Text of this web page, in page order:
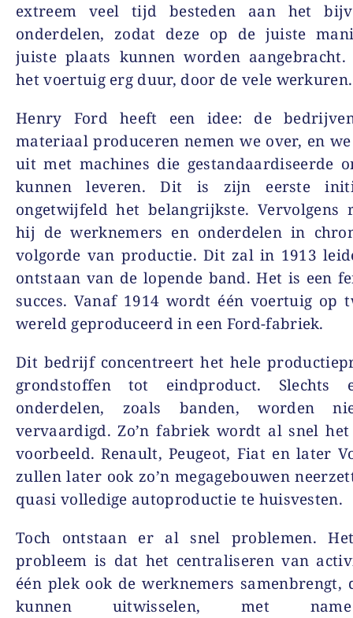
extreem veel tijd besteden aan het
onderdelen, zodat deze op de juiste
juiste plaats kunnen worden
het voertuig erg duur, door de vele werkuren.
Henry Ford heeft een idee: de
materiaal produceren nemen we over, en
uit met machines die gestandaardiseerde
kunnen leveren. Dit is zijn eerste
ongetwijfeld het belangrijkste. Vervolgens
hij de werknemers en onderdelen in
volgorde van productie. Dit zal in 1913
ontstaan van de lopende band. Het is een
succes. Vanaf 1914 wordt één voertuig op
wereld geproduceerd in een Ford-fabriek.
Dit bedrijf concentreert het hele
grondstoffen tot eindproduct. Slechts
onderdelen, zoals banden, worden
vervaardigd. Zo’n fabriek wordt al snel
voorbeeld. Renault, Peugeot, Fiat en later
zullen later ook zo’n megagebouwen
quasi volledige autoproductie te huisvesten.
Toch ontstaan er al snel problemen.
probleem is dat het centraliseren van
één plek ook de werknemers samenbrengt,
kunnen uitwisselen, met